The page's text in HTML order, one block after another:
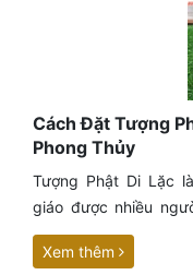
Cách Đặt Tượng
Phong Thủy
Tượng Phật Di Lặc
giáo được nhiều
trong nhà. Phật Di
bụng phệ, tượng
Xem thêm